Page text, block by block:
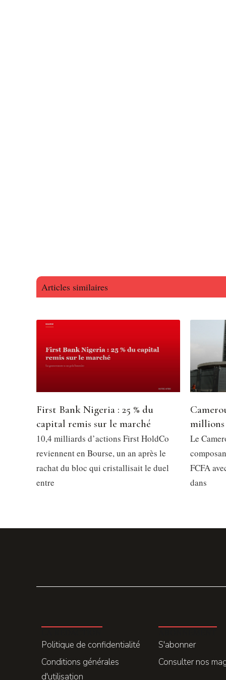
Articles similaires
First Bank Nigeria : 25 % du
capital remis sur le marché
10,4 milliards d’actions First HoldCo
reviennent en Bourse, un an après le
rachat du bloc qui cristallisait le duel
entre
millions
Le
FCFA
dans
Politique de confidentialité
Conditions générales
d'utilisation
S'abonner
Consulter nos